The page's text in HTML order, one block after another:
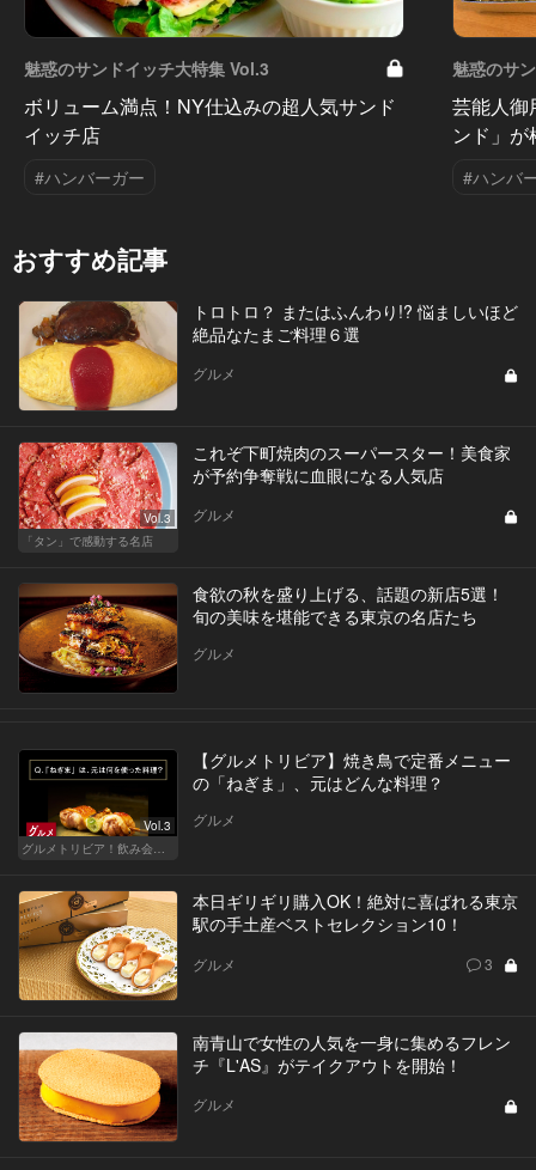
魅惑のサンドイッチ大特集 Vol.3
ボリューム満点！NY仕込みの超人気サンド
イッチ店
#ハンバーガー
魅惑のサ
芸能人御
ンド」
#ハンバ
おすすめ記事
トロトロ？ またはふんわり!? 悩ましいほど
絶品なたまご料理６選
グルメ
Vol.3
「タン」で感動する名店
これぞ下町焼肉のスーパースター！美食家
が予約争奪戦に血眼になる人気店
グルメ
食欲の秋を盛り上げる、話題の新店5選！
旬の美味を堪能できる東京の名店たち
グルメ
Vol.3
グルメトリビア！飲み会やデートで会話のネタになるQ＆A
【グルメトリビア】焼き鳥で定番メニュー
の「ねぎま」、元はどんな料理？
グルメ
本日ギリギリ購入OK！絶対に喜ばれる東京
駅の手土産ベストセレクション10！
グルメ 3
南青山で女性の人気を一身に集めるフレン
チ『L'AS』がテイクアウトを開始！
グルメ